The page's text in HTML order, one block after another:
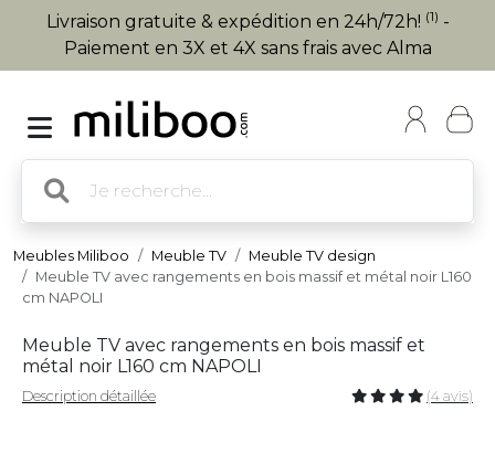
Livraison gratuite & expédition en 24h/72h! (1) -
Paiement en 3X et 4X sans frais avec Alma
Meubles Miliboo Meuble TV
Meuble TV design
Meuble TV avec rangements en bois massif et métal noir L160
cm NAPOLI
Meuble TV avec rangements en bois massif et
métal noir L160 cm NAPOLI
Description détaillée (4 avis)